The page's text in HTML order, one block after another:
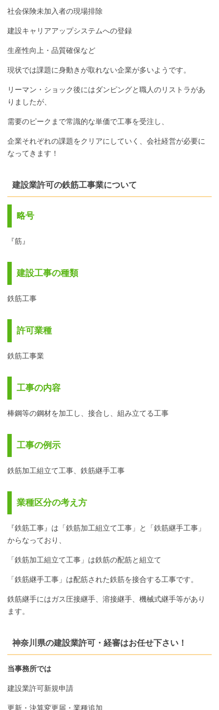
社会保険未加入者の現場排除
建設キャリアアップシステムへの登録
生産性向上・品質確保など
現状では課題に身動きが取れない企業が多いようです。
リーマン・ショック後にはダンピングと職人のリストラがあ
りましたが、
需要のピークまで常識的な単価で工事を受注し、
企業それぞれの課題をクリアにしていく、会社経営が必要に
なってきます！
建設業許可の鉄筋工事業について
略号
『筋』
建設工事の種類
鉄筋工事
許可業種
鉄筋工事業
工事の内容
棒鋼等の鋼材を加工し、接合し、組み立てる工事
工事の例示
鉄筋加工組立て工事、鉄筋継手工事
業種区分の考え方
『鉄筋工事』は「鉄筋加工組立て工事」と「鉄筋継手工事」
からなっており、
「鉄筋加工組立て工事」は鉄筋の配筋と組立て
「鉄筋継手工事」は配筋された鉄筋を接合する工事です。
鉄筋継手にはガス圧接継手、溶接継手、機械式継手等があり
ます。
神奈川県の建設業許可・経審はお任せ下さい！
当事務所では
建設業許可新規申請
更新・決算変更届・業種追加